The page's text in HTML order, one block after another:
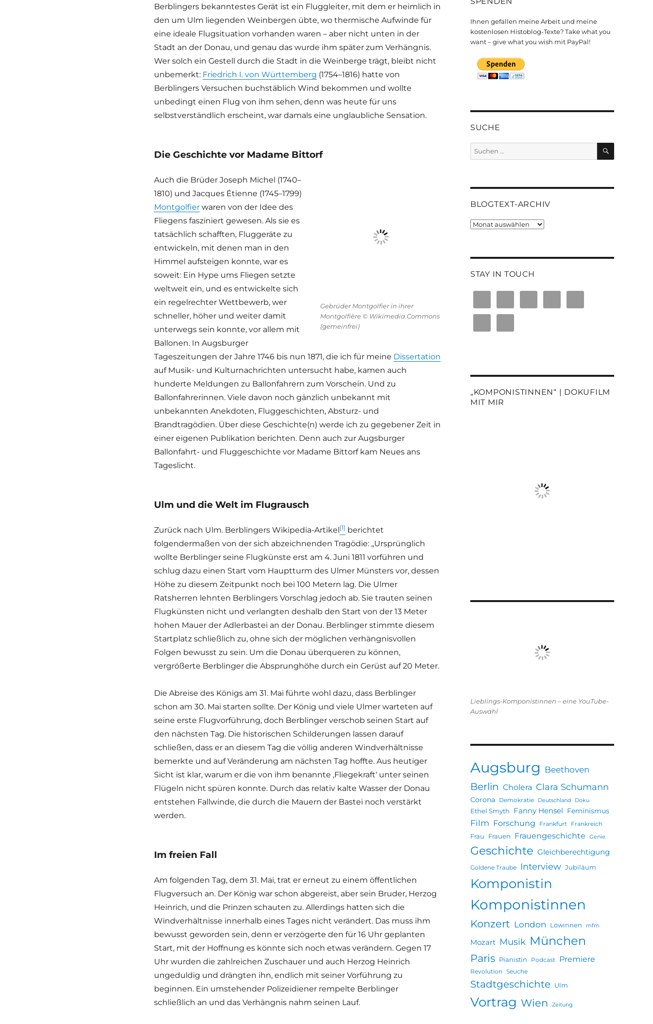
Berblingers bekanntestes Gerät ist ein Fluggleiter, mit dem er heimlich in
den um Ulm liegenden Weinbergen übte, wo thermische Aufwinde für
eine ideale Flugsituation vorhanden waren – aber nicht unten in der
Stadt an der Donau, und genau das wurde ihm später zum Verhängnis.
Wer solch ein Gestell durch die Stadt in die Weinberge trägt, bleibt nicht
unbemerkt: Friedrich I. von Württemberg (1754–1816) hatte von
Berblingers Versuchen buchstäblich Wind bekommen und wollte
unbedingt einen Flug von ihm sehen, denn was heute für uns
selbstverständlich erscheint, war damals eine unglaubliche Sensation.
Die Geschichte vor Madame Bittorf
Gebrüder Montgolfier in ihrer
Montgolfière © Wikimedia.Commons
(gemeinfrei)
Auch die Brüder Joseph Michel (1740–
1810) und Jacques Étienne (1745–1799)
Montgolfierwaren von der Idee des
Fliegens fasziniert gewesen. Als sie es
tatsächlich schafften, Fluggeräte zu
entwickeln, mit denen man in den
Himmel aufsteigen konnte, war es
soweit: Ein Hype ums Fliegen setzte
weltweit ein, und es entwickelte sich
ein regelrechter Wettbewerb, wer
schneller, höher und weiter damit
unterwegs sein konnte, vor allem mit
Ballonen. In Augsburger
Tageszeitungen der Jahre 1746 bis nun 1871, die ich für meine Dissertation
auf Musik- und Kulturnachrichten untersucht habe, kamen auch
hunderte Meldungen zu Ballonfahrern zum Vorschein. Und zu
Ballonfahrerinnen. Viele davon noch gänzlich unbekannt mit
unbekannten Anekdoten, Fluggeschichten, Absturz- und
Brandtragödien. Über diese Geschichte(n) werde ich zu gegebener Zeit in
einer eigenen Publikation berichten. Denn auch zur Augsburger
Ballonfahrt- und Fluggeschichte vor Madame Bittorf kam Neues ans
Tageslicht.
Ulm und die Welt im Flugrausch
Zurück nach Ulm. Berblingers Wikipedia-Artikel[1] berichtet
folgendermaßen von der sich abzeichnenden Tragödie: „Ursprünglich
wollte Berblinger seine Flugkünste erst am 4. Juni 1811 vorführen und
schlug dazu einen Start vom Hauptturm des Ulmer Münsters vor, dessen
Höhe zu diesem Zeitpunkt noch bei 100 Metern lag. Die Ulmer
Ratsherren lehnten Berblingers Vorschlag jedoch ab. Sie trauten seinen
Flugkünsten nicht und verlangten deshalb den Start von der 13 Meter
hohen Mauer der Adlerbastei an der Donau. Berblinger stimmte diesem
Startplatz schließlich zu, ohne sich der möglichen verhängnisvollen
Folgen bewusst zu sein. Um die Donau überqueren zu können,
vergrößerte Berblinger die Absprunghöhe durch ein Gerüst auf 20 Meter.
Die Abreise des Königs am 31. Mai führte wohl dazu, dass Berblinger
schon am 30. Mai starten sollte. Der König und viele Ulmer warteten auf
seine erste Flugvorführung, doch Berblinger verschob seinen Start auf
den nächsten Tag. Die historischen Schilderungen lassen darauf
schließen, dass er an diesem Tag die völlig anderen Windverhältnisse
bemerkte und auf Veränderung am nächsten Tag hoffte. Aus heutiger
Sicht ist klar, warum er die von ihm benannte ‚Fliegekraft‘ unter seinen
Flügeln nicht spüren konnte. Durch das relativ kalte Wasser der Donau
entstehen Fallwinde, die durch die Mauern der Bastei noch verstärkt
werden.
Im freien Fall
Am folgenden Tag, dem 31. Mai, trat er erneut zu einem öffentlichen
Flugversuch an. Der König war schon abgereist, aber sein Bruder, Herzog
Heinrich, und die Prinzen schauten zu. Allerdings hatten sich die
Windverhältnisse innerhalb eines Tages nicht verändert. Das muss ihm
bewusst geworden sein, denn er verzögerte den für 16 Uhr geplanten
Start, mit der Hoffnung es könnte sich noch etwas verändern. Gegen 17
Uhr wurden die zahlreichen Zuschauer und auch Herzog Heinrich
ungeduldig und drängten ihn, endlich mit seiner Vorführung zu
beginnen. Ein umstehender Polizeidiener rempelte Berblinger
schließlich an und das Verhängnis nahm seinen Lauf.
Ihnen gefallen meine Arbeit und meine
kostenlosen Histoblog-Texte? Take what you
want – give what you wish mit PayPal!
SUCHE
Suchen
SUCHEN
BLOGTEXT-ARCHIV
Blogtext-
STAY IN TOUCH
„KOMPONISTINNEN“ | DOKUFILM
MIT MIR
Lieblings-Komponistinnen – eine YouTube-
Auswahl
Augsburg Beethoven
Berlin Cholera Clara Schumann
Corona Demokratie Deutschland Doku
Ethel Smyth Fanny Hensel Feminismus
Film Forschung Frankfurt Frankreich
Frau Frauen Frauengeschichte Genie
Geschichte Gleichberechtigung
Goldene Traube Interview Jubiläum
Komponistin
Komponistinnen
Konzert London Löwinnen mfm
Mozart Musik München
Paris Pianistin Podcast Premiere
Revolution Seuche
Stadtgeschichte Ulm
Vortrag Wien Zeitung